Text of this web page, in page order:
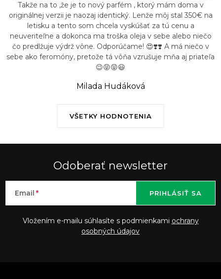
VŠETKY HODNOTENIA
Takže na to ,že je to nový parfém , ktorý mám doma v
originálnej verzii je naozaj identický. Lenže môj stal 350€ na
letisku a tento som chcela vyskúšať za tú cenu a
neuveriteľne a dokonca ma troška oleja v sebe alebo niečo
čo predlžuje výdrž vône. Odporúčame! 😍❣️❣️ A má niečo v
sebe ako feromóny, pretože tá vôňa vzrušuje mňa aj priateľa
😉😝😝😃
Milada Hudáková
Odoberať newsletter
Email
Vložením e-mailu súhlasíte s podmienkami ochrany
osobných údajov
PRIHLÁSIŤ SA